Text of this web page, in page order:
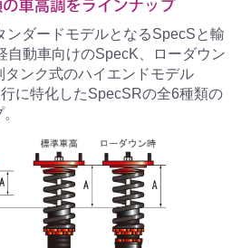
ンダードモデルとなるSpecSと輸
自動車向けのSpecK、ローダウン
ンク式のハイエンドモデル
に特化したSpecSRの全6種類の